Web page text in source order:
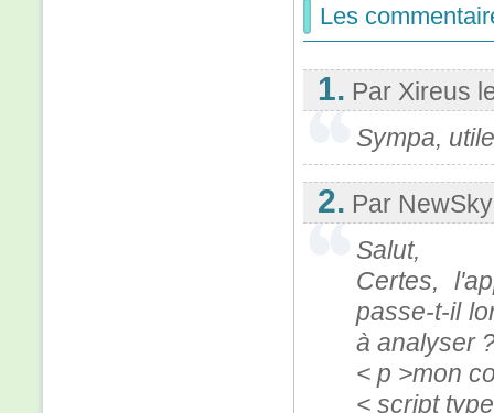
Les
1. Par Xireus
Sympa,
2. Par NewSky
Salut,
Certes,
passe-t-il
à analyser
< p >mon
< script